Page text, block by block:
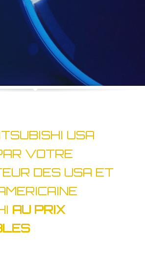
USA
VOTRE
DES USA ET
AU PRIX